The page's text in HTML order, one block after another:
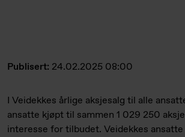
Publisert: 24.02.2025 08:00
I Veidekkes årlige aksjesalg til alle
ansatte kjøpt til sammen 1 029 250
interesse for tilbudet. Veidekkes